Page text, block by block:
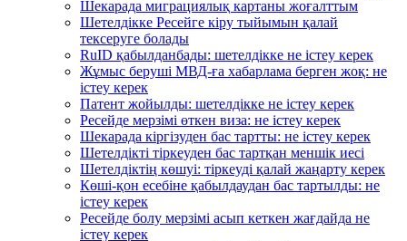
Шекарада миграциялық картаны жоғалттым
Шетелдікке Ресейге кіру тыйымын қалай
тексеруге болады
RuID қабылданбады: шетелдікке не істеу керек
Жұмыс беруші МВД-ға хабарлама берген жоқ: не
істеу керек
Патент жойылды: шетелдікке не істеу керек
Ресейде мерзімі өткен виза: не істеу керек
Шекарада кіргізуден бас тартты: не істеу керек
Шетелдікті тіркеуден бас тартқан меншік иесі
Шетелдіктің көшуі: тіркеуді қалай жаңарту керек
Көші-қон есебіне қабылдаудан бас тартылды: не
істеу керек
Ресейде болу мерзімі асып кеткен жағдайда не
істеу керек